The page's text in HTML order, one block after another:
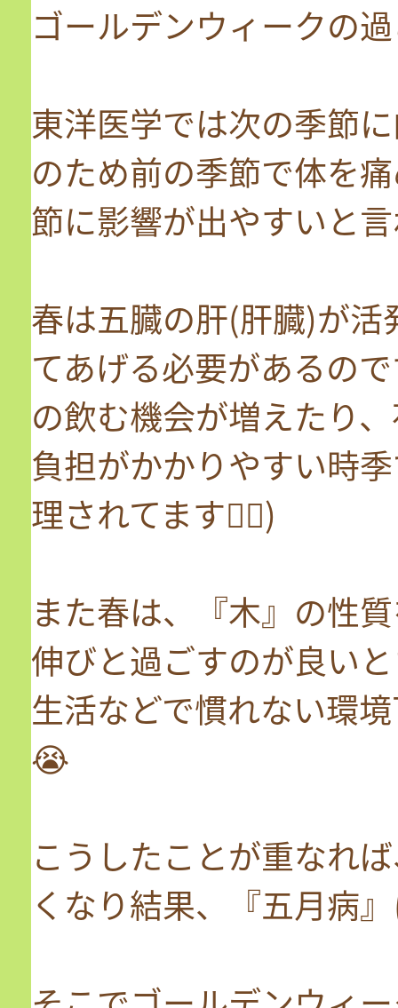
ゴールデンウィークの
東洋医学では次の季節
のため前の季節で体を
節に影響が出やすいと
春は五臓の肝(肝臓)が
てあげる必要があるの
の飲む機会が増えたり
負担がかかりやすい時
理されてます🙇‍♂️)
また春は、『木』の性
伸びと過ごすのが良い
生活などで慣れない環
😭
こうしたことが重なれ
くなり結果、『五月病